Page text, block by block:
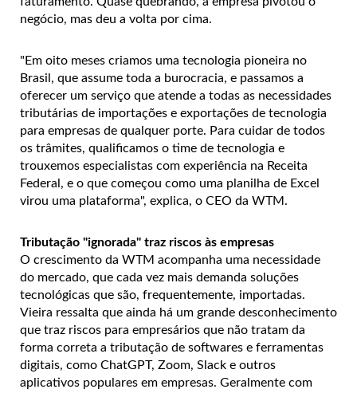
negócio, mas deu a volta por cima.
"Em oito meses criamos uma tecnologia pioneira no
Brasil, que assume toda a burocracia, e passamos a
oferecer um serviço que atende a todas as necessidades
tributárias de importações e exportações de tecnologia
para empresas de qualquer porte. Para cuidar de todos
os trâmites, qualificamos o time de tecnologia e
trouxemos especialistas com experiência na Receita
Federal, e o que começou como uma planilha de Excel
virou uma plataforma", explica, o CEO da WTM.
Tributação "ignorada" traz riscos às empresas
O crescimento da WTM acompanha uma necessidade
do mercado, que cada vez mais demanda soluções
tecnológicas que são, frequentemente, importadas.
Vieira ressalta que ainda há um grande desconhecimento
que traz riscos para empresários que não tratam da
forma correta a tributação de softwares e ferramentas
digitais, como ChatGPT, Zoom, Slack e outros
aplicativos populares em empresas. Geralmente com